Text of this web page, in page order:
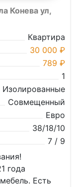
Конева ул,
Квартира
30 000 ₽
789 ₽
1
Изолированные
Совмещенный
Евро
38/18/10
7 / 9
года
Есть